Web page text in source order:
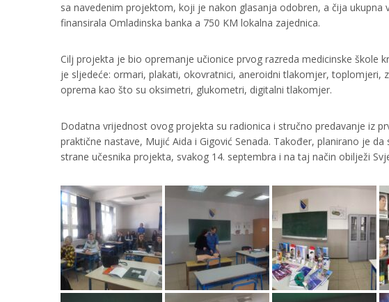
sa navedenim projektom, koji je nakon glasanja odobren, a čija ukupna
finansirala Omladinska banka a 750 KM lokalna zajednica.
Cilj projekta je bio opremanje učionice prvog razreda medicinske
je sljedeće: ormari, plakati, okovratnici, aneroidni tlakomjer, toplomjeri,
oprema kao što su oksimetri, glukometri, digitalni tlakomjer.
Dodatna vrijednost ovog projekta su radionica i stručno predavanje iz
praktične nastave, Mujić Aida i Gigović Senada. Također, planirano je
strane učesnika projekta, svakog 14. septembra i na taj način obilježi